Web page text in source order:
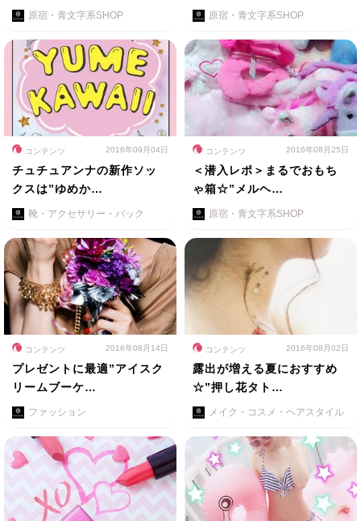
原宿・青文字系SHOP 原宿・青文字系SHOP
コンテンツ 2016年09月04日
チュチュアンナの新作ソッ
クスは”ゆめか…
靴・アクセサリー・バック
コンテンツ 2016年08月25日
＜潜入レポ＞まるでおもち
ゃ箱☆”メルヘ…
原宿・青文字系SHOP
コンテンツ 2016年08月14日
プレゼントに最適”アイスク
リームブーケ…
ファッション
コンテンツ 2016年08月02日
露出が増える夏におすすめ
☆”押し花タト…
メイク・コスメ・ヘアスタイル